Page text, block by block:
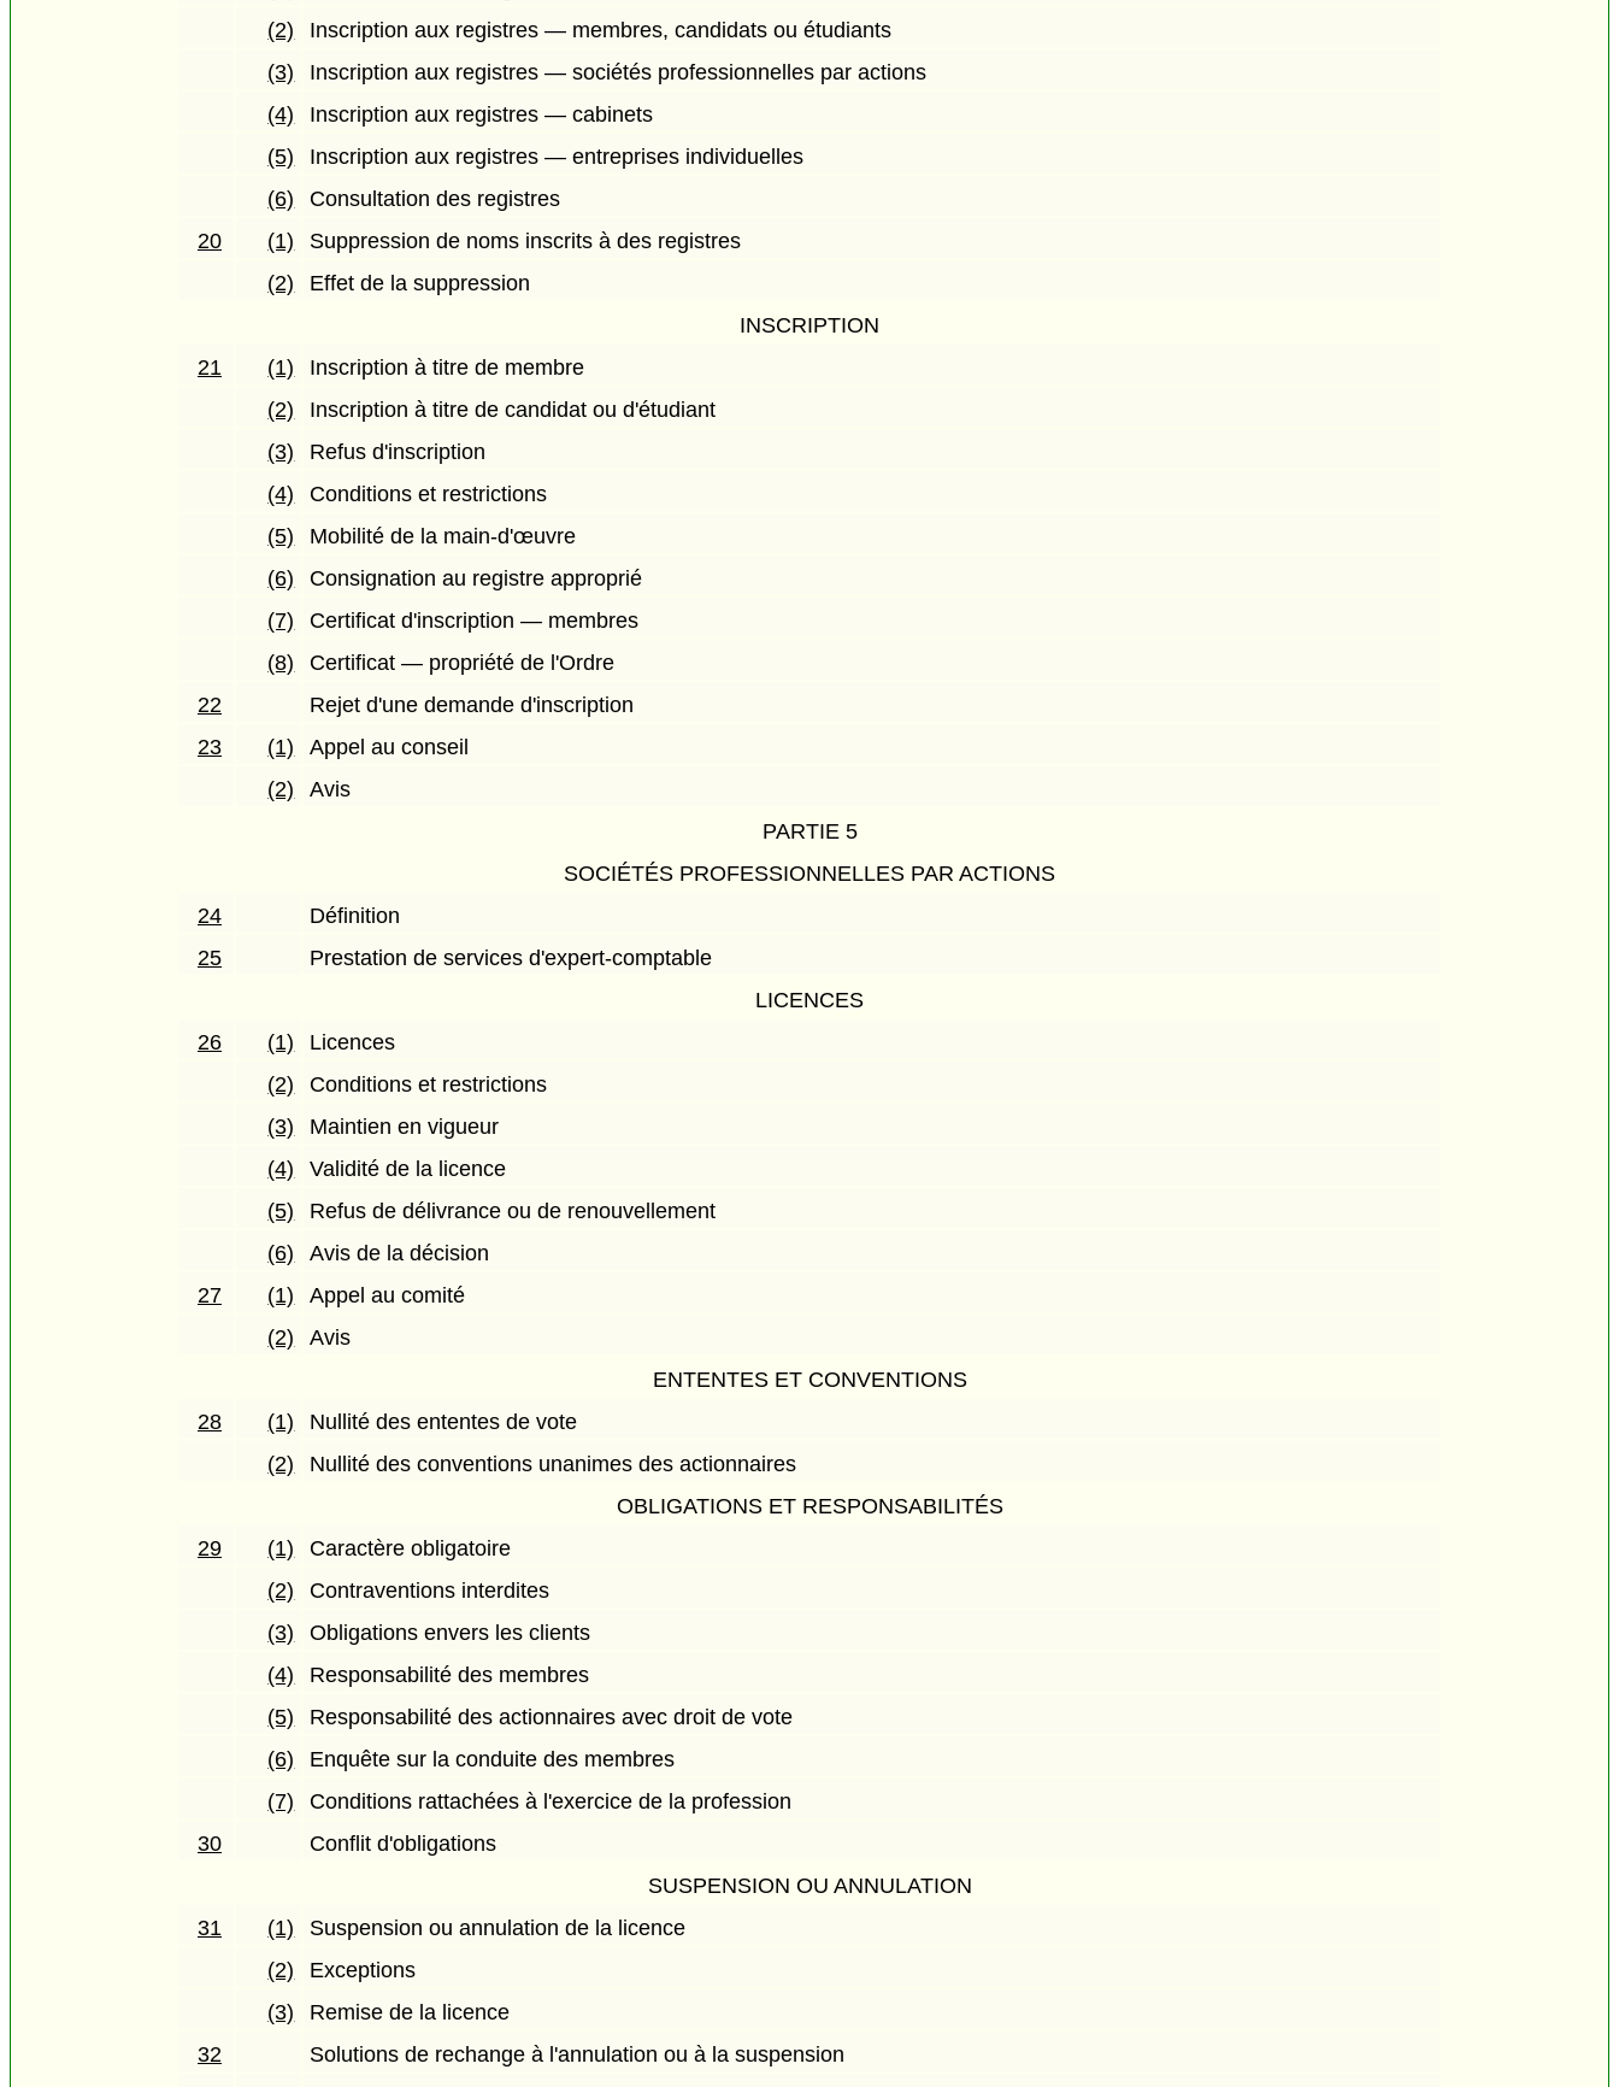
(2)
Inscription aux registres — membres, candidats ou étudiants
(3)
Inscription aux registres — sociétés professionnelles par actions
(4)
Inscription aux registres — cabinets
(5)
Inscription aux registres — entreprises individuelles
(6)
Consultation des registres
20
(1)
Suppression de noms inscrits à des registres
(2)
Effet de la suppression
INSCRIPTION
21
(1)
Inscription à titre de membre
(2)
Inscription à titre de candidat ou d'étudiant
(3)
Refus d'inscription
(4)
Conditions et restrictions
(5)
Mobilité de la main-d'œuvre
(6)
Consignation au registre approprié
(7)
Certificat d'inscription — membres
(8)
Certificat — propriété de l'Ordre
22
Rejet d'une demande d'inscription
23
(1)
Appel au conseil
(2)
Avis
PARTIE 5
SOCIÉTÉS PROFESSIONNELLES PAR ACTIONS
24
Définition
25
Prestation de services d'expert-comptable
LICENCES
26
(1)
Licences
(2)
Conditions et restrictions
(3)
Maintien en vigueur
(4)
Validité de la licence
(5)
Refus de délivrance ou de renouvellement
(6)
Avis de la décision
27
(1)
Appel au comité
(2)
Avis
ENTENTES ET CONVENTIONS
28
(1)
Nullité des ententes de vote
(2)
Nullité des conventions unanimes des actionnaires
OBLIGATIONS ET RESPONSABILITÉS
29
(1)
Caractère obligatoire
(2)
Contraventions interdites
(3)
Obligations envers les clients
(4)
Responsabilité des membres
(5)
Responsabilité des actionnaires avec droit de vote
(6)
Enquête sur la conduite des membres
(7)
Conditions rattachées à l'exercice de la profession
30
Conflit d'obligations
SUSPENSION OU ANNULATION
31
(1)
Suspension ou annulation de la licence
(2)
Exceptions
(3)
Remise de la licence
32
Solutions de rechange à l'annulation ou à la suspension